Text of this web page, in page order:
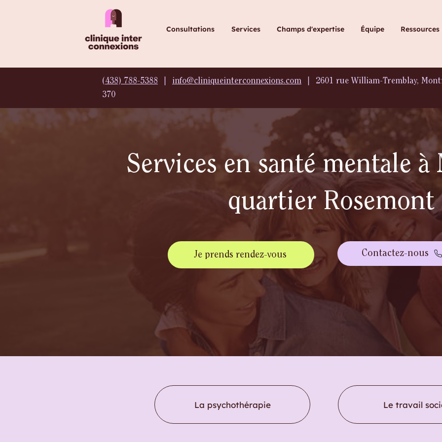
Consultations Services Champs d'expertise Équipe Ressources
(438) 788-5388 info@cliniqueinterconnexions.com
2601 rue William-Tremblay,
370
Services en santé mentale
quartier Rosemont
Je prends rendez-vous Contactez-nous
La psychothérapie Le travail